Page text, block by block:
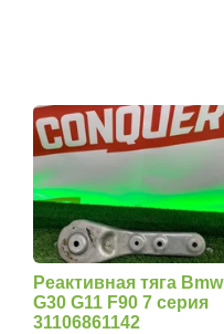
Реактивная тяга Bmw
G30 G11 F90 7 серия
31106861142